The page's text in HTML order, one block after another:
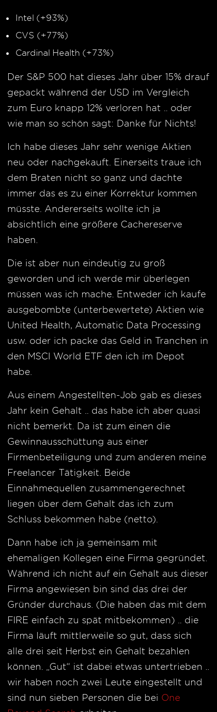
Intel (+93%)
CVS (+77%)
Cardinal Health (+73%)
Der S&P 500 hat dieses Jahr über 15% drauf
gepackt während der USD im Vergleich
zum Euro knapp 12% verloren hat .. oder
wie man so schön sagt: Danke für Nichts!
Ich habe dieses Jahr sehr wenige Aktien
neu oder nachgekauft. Einerseits traue ich
dem Braten nicht so ganz und dachte
immer das es zu einer Korrektur kommen
müsste. Andererseits wollte ich ja
absichtlich eine größere Cachereserve
haben.
Die ist aber nun eindeutig zu groß
geworden und ich werde mir überlegen
müssen was ich mache. Entweder ich kaufe
ausgebombte (unterbewertete) Aktien wie
United Health, Automatic Data Processing
usw. oder ich packe das Geld in Tranchen in
den MSCI World ETF den ich im Depot
habe.
Aus einem Angestellten-Job gab es dieses
Jahr kein Gehalt .. das habe ich aber quasi
nicht bemerkt. Da ist zum einen die
Gewinnausschüttung aus einer
Firmenbeteiligung und zum anderen meine
Freelancer Tätigkeit. Beide
Einnahmequellen zusammengerechnet
liegen über dem Gehalt das ich zum
Schluss bekommen habe (netto).
Dann habe ich ja gemeinsam mit
ehemaligen Kollegen eine Firma gegründet.
Während ich nicht auf ein Gehalt aus dieser
Firma angewiesen bin sind das drei der
Gründer durchaus. (Die haben das mit dem
FIRE einfach zu spät mitbekommen) .. die
Firma läuft mittlerweile so gut, dass sich
alle drei seit Herbst ein Gehalt bezahlen
können. „Gut“ ist dabei etwas untertrieben ..
wir haben noch zwei Leute eingestellt und
sind nun sieben Personen die bei One